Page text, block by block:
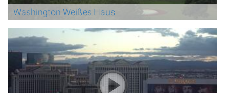
Washington Weißes Haus